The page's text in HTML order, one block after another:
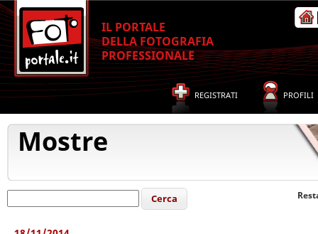
IL PORTALE
DELLA FOTOGRAFIA
PROFESSIONALE
REGISTRATI PROFILI
Mostre